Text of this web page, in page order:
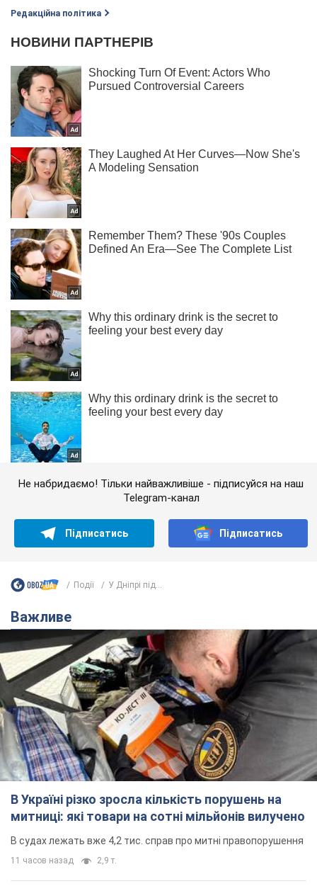
Редакційна політика
Не набридаємо! Тільки найважливіше - підписуйся на наш
Telegram-канал
Підписатись Підписатись
Події У Дніпрі під...
Важливе
В Україні різко зросла кількість порушень на
митниці: які товари на сотні мільйонів вилучено
В судах лежать вже 4,2 тис. справ про митні правопорушення
11 часов назад 2,9 т.